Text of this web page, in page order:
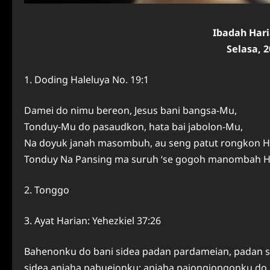
Ibadah
Selasa,
1. Doding Haleluya No. 19:1
Damei do nimu bereon, Jesus bani bangsa-Mu,
Tonduy-Mu do pasaudkon, hata bai jabolon-Mu,
Na doyuk janah masombuh, au seng patut rongkon
Tonduy Na Pansing ma suruh ‘se gogoh manombah
2. Tonggo
3. Ayat Harian: Yehezkiel 37:26
Bahenonku do bani sidea padan pardameian,